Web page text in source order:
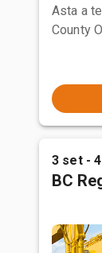
Asta a
County
3 set -
BC